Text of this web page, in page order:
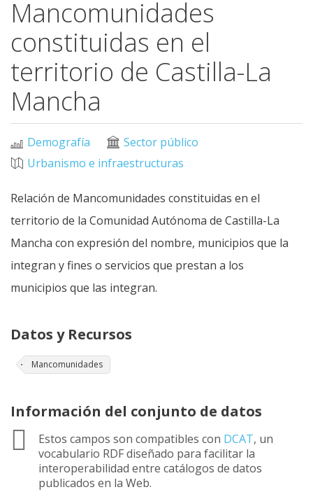
Mancomunidades
constituidas en el
territorio de Castilla-La
Mancha
Demografía
Sector público
Urbanismo e infraestructuras
Relación de Mancomunidades constituidas en el
territorio de la Comunidad Autónoma de Castilla-La
Mancha con expresión del nombre, municipios que la
integran y fines o servicios que prestan a los
municipios que las integran.
Datos y Recursos
Mancomunidades
Información del conjunto de datos
Estos campos son compatibles con DCAT, un
vocabulario RDF diseñado para facilitar la
interoperabilidad entre catálogos de datos
publicados en la Web.